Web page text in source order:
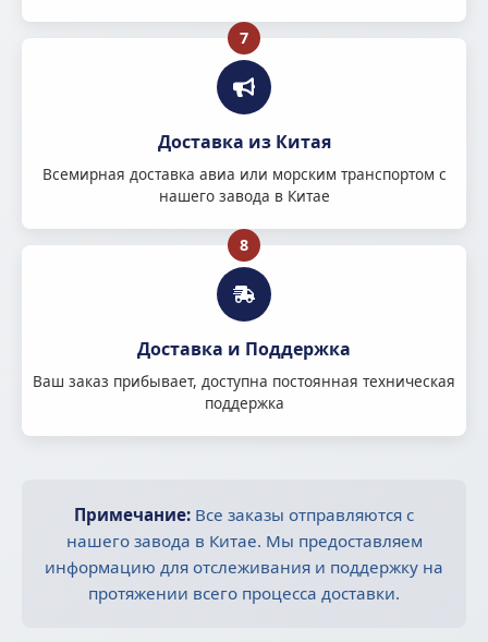
7
Доставка из Китая
Всемирная доставка авиа или морским транспортом с
нашего завода в Китае
8
Доставка и Поддержка
Ваш заказ прибывает, доступна постоянная техническая
поддержка
Примечание: Все заказы отправляются с
нашего завода в Китае. Мы предоставляем
информацию для отслеживания и поддержку на
протяжении всего процесса доставки.